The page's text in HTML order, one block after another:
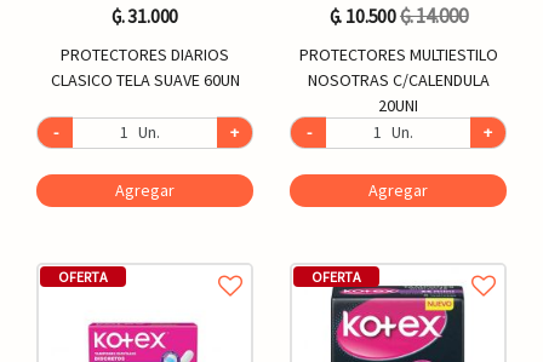
₲. 31.000
PROTECTORES DIARIOS
CLASICO TELA SUAVE 60UN
- Un. +
Agregar
₲. 10.500₲. 14.000
PROTECTORES MULTIESTILO
NOSOTRAS C/CALENDULA
20UNI
-
Un. +
Agregar
OFERTA OFERTA